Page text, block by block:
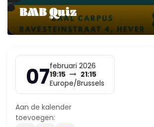
BMB Quiz
07februari 2026
19:15
21:15
Europe/Brussels
Aan de kalender
toevoegen: